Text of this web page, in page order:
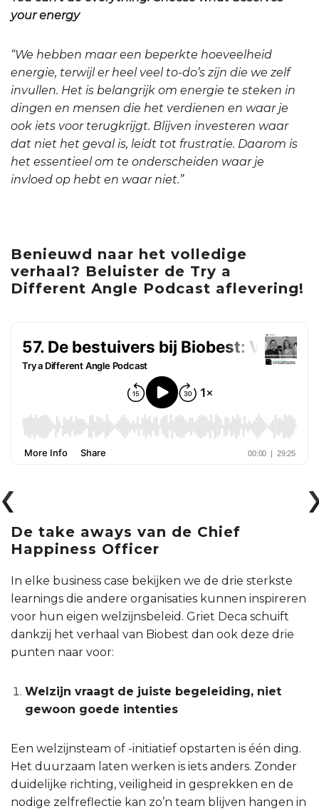
your energy
“We hebben maar een beperkte hoeveelheid
energie, terwijl er heel veel to-do’s zijn die we zelf
invullen. Het is belangrijk om energie te steken in
dingen en mensen die het verdienen en waar je
ook iets voor terugkrijgt. Blijven investeren waar
dat niet het geval is, leidt tot frustratie. Daarom is
het essentieel om te onderscheiden waar je
invloed op hebt en waar niet.”
Benieuwd naar het volledige
verhaal? Beluister de Try a
Different Angle Podcast aflevering!
De take aways van de Chief
Happiness Officer
In elke business case bekijken we de drie sterkste
learnings die andere organisaties kunnen inspireren
voor hun eigen welzijnsbeleid. Griet Deca schuift
dankzij het verhaal van Biobest dan ook deze drie
punten naar voor:
Welzijn vraagt de juiste begeleiding, niet
gewoon goede intenties
Een welzijnsteam of -initiatief opstarten is één ding.
Het duurzaam laten werken is iets anders. Zonder
duidelijke richting, veiligheid in gesprekken en de
nodige zelfreflectie kan zo’n team blijven hangen in